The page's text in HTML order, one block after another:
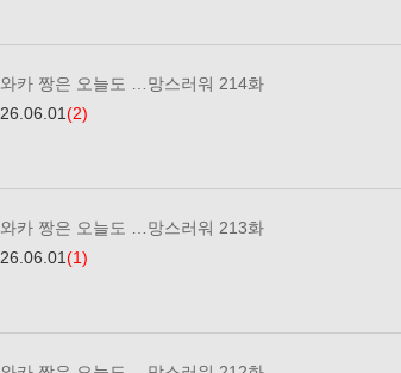
와카 짱은 오늘도 …망스러워 214화
26.06.01(2)
와카 짱은 오늘도 …망스러워 213화
26.06.01(1)